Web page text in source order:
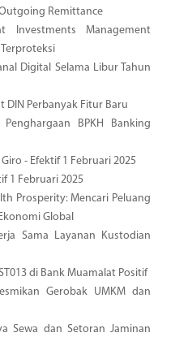
Remittance
Investments Management
Digital Selama Libur Tahun
DIN Perbanyak Fitur Baru
BPKH Banking
- Efektif 1 Februari 2025
1 Februari 2025
Prosperity: Mencari Peluang
Global
Sama Layanan Kustodian
di Bank Muamalat Positif
Gerobak UMKM dan
Sewa dan Setoran Jaminan